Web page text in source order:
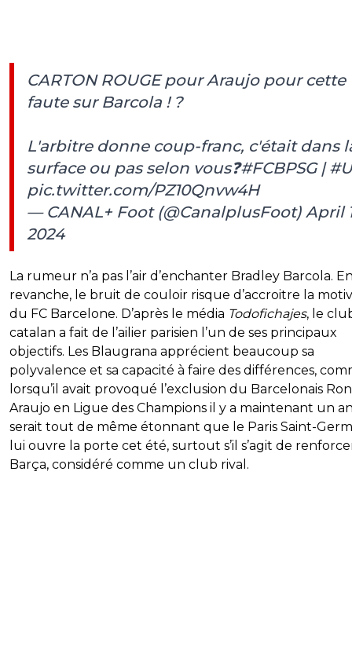
CARTON ROUGE pour Araujo pour cette
faute sur Barcola ! ?
L'arbitre donne coup-franc, c'était dans
surface ou pas selon vous❓#FCBPSG|
pic.twitter.com/PZ10Qnvw4H
— CANAL+ Foot (@CanalplusFoot) April
2024
La rumeur n’a pas l’air d’enchanter Bradley Barcola.
revanche, le bruit de couloir risque d’accroitre la
du FC Barcelone. D’après le média Todofichajes, le
catalan a fait de l’ailier parisien l’un de ses principaux
objectifs. Les Blaugrana apprécient beaucoup sa
polyvalence et sa capacité à faire des différences,
lorsqu’il avait provoqué l’exclusion du Barcelonais
Araujo en Ligue des Champions il y a maintenant un
serait tout de même étonnant que le Paris Saint-
lui ouvre la porte cet été, surtout s’il s’agit de
Barça, considéré comme un club rival.